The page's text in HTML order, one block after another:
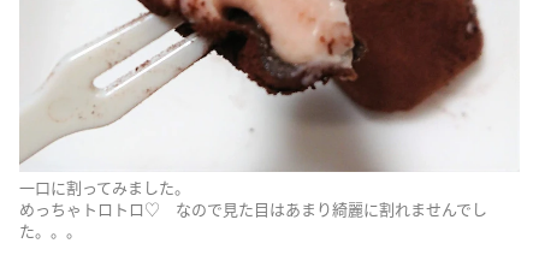
一口に割ってみました。
めっちゃトロトロ♡ なので見た目はあまり綺麗に割れませんでし
た。。。